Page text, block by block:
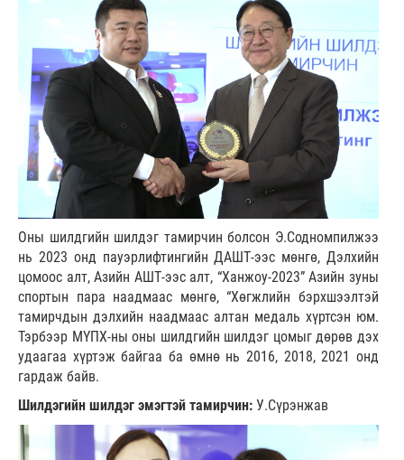
Оны шилдгийн шилдэг тамирчин болсон Э.Содномпилжээ
нь 2023 онд пауэрлифтингийн ДАШТ-ээс мөнгө, Дэлхийн
цомоос алт, Азийн АШТ-ээс алт, “Ханжоу-2023” Азийн зуны
спортын пара наадмаас мөнгө, “Хөгжлийн бэрхшээлтэй
тамирчдын дэлхийн наадмаас алтан медаль хүртсэн юм.
Тэрбээр МҮПХ-ны оны шилдгийн шилдэг цомыг дөрөв дэх
удаагаа хүртэж байгаа ба өмнө нь 2016, 2018, 2021 онд
гардаж байв.
Шилдэгийн шилдэг эмэгтэй тамирчин: У.Сүрэнжав